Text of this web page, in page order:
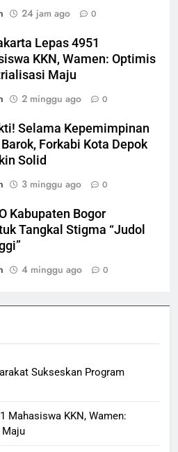
24 jam ago 0
Lepas 4951
KKN, Wamen: Optimis
Maju
2 minggu ago 0
Selama Kepemimpinan
Forkabi Kota Depok
Solid
3 minggu ago 0
Kabupaten Bogor
Tangkal Stigma “Judol
4 minggu ago 0
Sukseskan Program
Mahasiswa KKN, Wamen: